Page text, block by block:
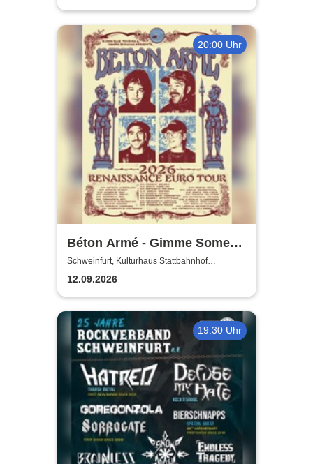
20:00 Uhr
Béton Armé - Gimme Some
Action presents
Schweinfurt, Kulturhaus Stattbahnhof
Schweinfurt
12.09.2026
19:30 Uhr